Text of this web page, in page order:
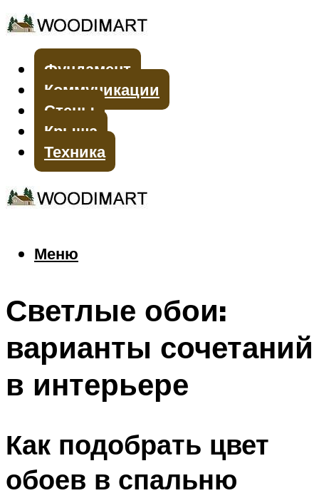
Фундамент
Коммуникации
Стены
Крыша
Техника
Меню
Меню
Светлые обои:
варианты сочетаний
в интерьере
Как подобрать цвет
обоев в спальню